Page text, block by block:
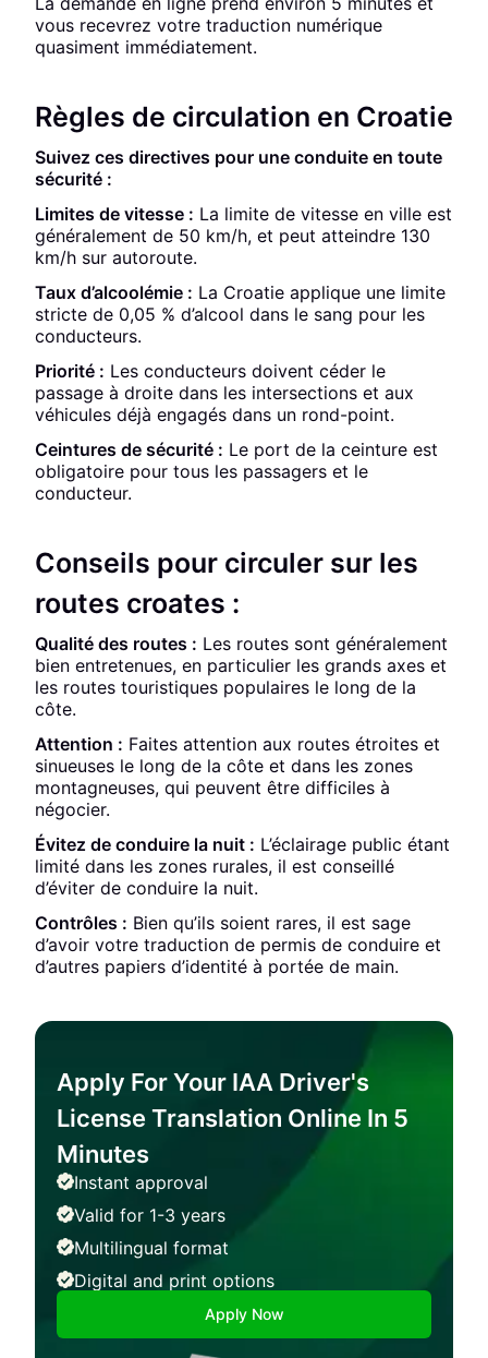
vous recevrez votre traduction numérique
quasiment immédiatement.
Règles de circulation en Croatie
Suivez ces directives pour une conduite en toute
sécurité :
Limites de vitesse : La limite de vitesse en ville est
généralement de 50 km/h, et peut atteindre 130
km/h sur autoroute.
Taux d’alcoolémie : La Croatie applique une limite
stricte de 0,05 % d’alcool dans le sang pour les
conducteurs.
Priorité : Les conducteurs doivent céder le
passage à droite dans les intersections et aux
véhicules déjà engagés dans un rond-point.
Ceintures de sécurité : Le port de la ceinture est
obligatoire pour tous les passagers et le
conducteur.
Conseils pour circuler sur les
routes croates :
Qualité des routes : Les routes sont généralement
bien entretenues, en particulier les grands axes et
les routes touristiques populaires le long de la
côte.
Attention : Faites attention aux routes étroites et
sinueuses le long de la côte et dans les zones
montagneuses, qui peuvent être difficiles à
négocier.
Évitez de conduire la nuit : L’éclairage public étant
limité dans les zones rurales, il est conseillé
d’éviter de conduire la nuit.
Contrôles : Bien qu’ils soient rares, il est sage
d’avoir votre traduction de permis de conduire et
d’autres papiers d’identité à portée de main.
Apply For Your IAA Driver's
License Translation Online In 5
Minutes
Instant approval
Valid for 1-3 years
Multilingual format
Digital and print options
Apply Now